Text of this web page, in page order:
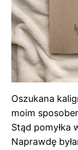
Oszukana
moim
Stąd pomyłka
Naprawdę